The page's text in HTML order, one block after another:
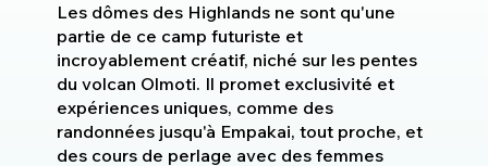
Les dômes des Highlands ne sont qu'une
partie de ce camp futuriste et
incroyablement créatif, niché sur les pentes
du volcan Olmoti. Il promet exclusivité et
expériences uniques, comme des
randonnées jusqu'à Empakai, tout proche, et
des cours de perlage avec des femmes